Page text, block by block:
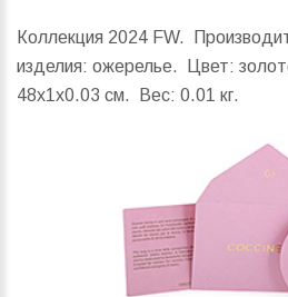
Коллекция 2024 FW.
изделия: ожерелье. Цвет:
48x1x0.03 см.
Вес: 0.01 кг.